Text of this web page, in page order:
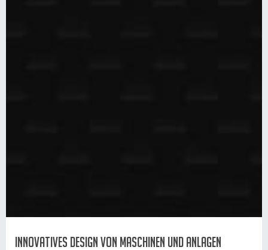
Innovatives Design von Maschinen und Anlagen